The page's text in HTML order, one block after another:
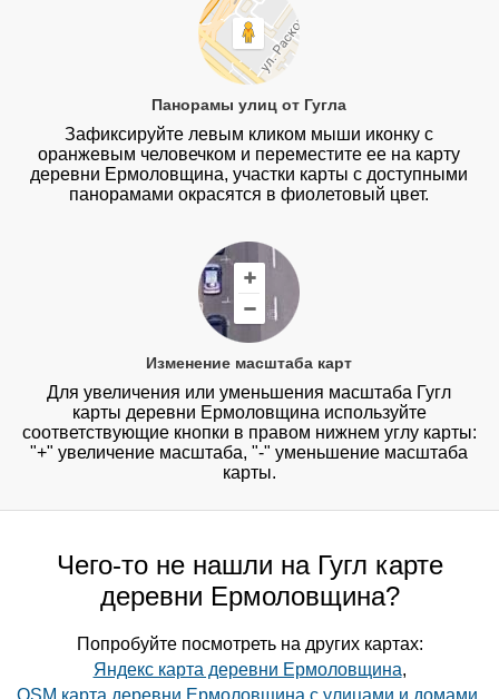
Панорамы улиц от Гугла
Зафиксируйте левым кликом мыши иконку с
оранжевым человечком и переместите ее на карту
деревни Ермоловщина, участки карты с доступными
панорамами окрасятся в фиолетовый цвет.
Изменение масштаба карт
Для увеличения или уменьшения масштаба Гугл
карты деревни Ермоловщина используйте
соответствующие кнопки в правом нижнем углу карты:
"+" увеличение масштаба, "-" уменьшение масштаба
карты.
Чего-то не нашли на Гугл карте
деревни Ермоловщина?
Попробуйте посмотреть на других картах:
Яндекс карта деревни Ермоловщина,